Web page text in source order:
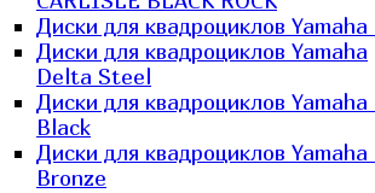
Диски для квадроциклов Yamaha
Диски для квадроциклов Yamaha
Delta Steel
Диски для квадроциклов
Black
Диски для квадроциклов
Bronze